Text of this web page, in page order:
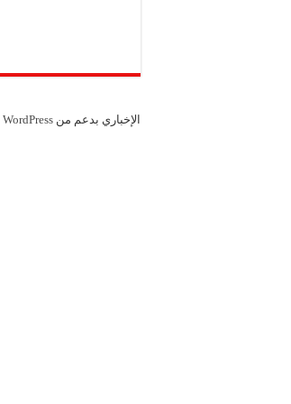
الإخباري بدعم من WordPress